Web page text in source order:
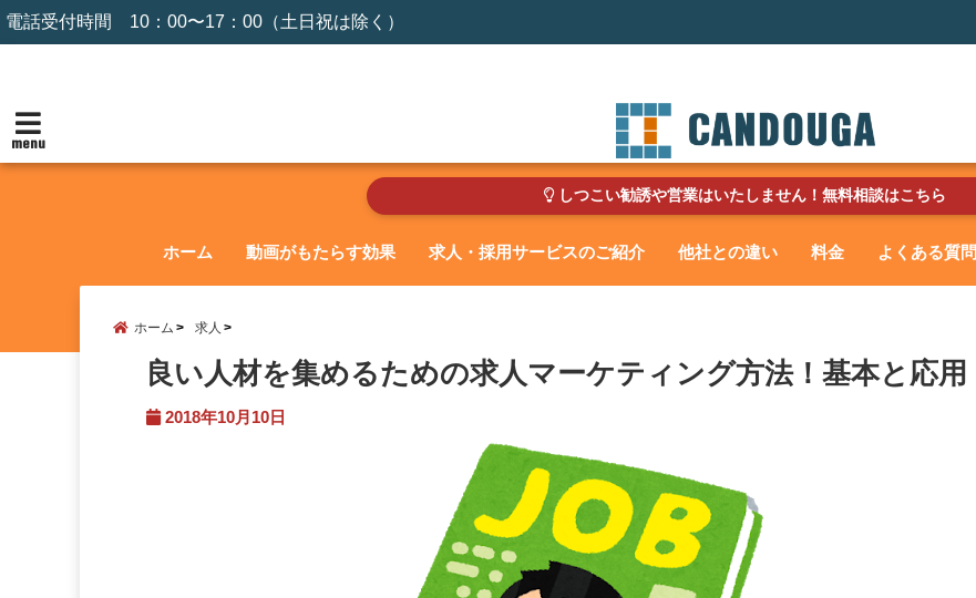
電話受付時間 10：00〜17：00（土日祝は除く）
menu
しつこい勧誘や営業はいたしません！無料相談はこちら
ホーム 動画がもたらす効果 求人・採用サービスのご紹介 他社との違い 料金 よくある質問
ホーム 求人
良い人材を集めるための求人マーケティング方法！基本と応用
2018年10月10日